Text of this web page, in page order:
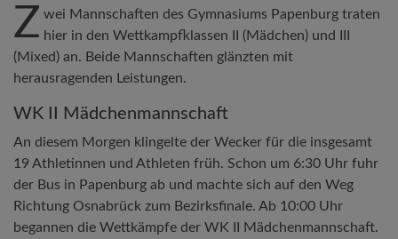
Z wei Mannschaften des Gymnasiums Papenburg traten
hier in den Wettkampfklassen II (Mädchen) und III
(Mixed) an. Beide Mannschaften glänzten mit
herausragenden Leistungen.
WK II Mädchenmannschaft
An diesem Morgen klingelte der Wecker für die insgesamt
19 Athletinnen und Athleten früh. Schon um 6:30 Uhr fuhr
der Bus in Papenburg ab und machte sich auf den Weg
Richtung Osnabrück zum Bezirksfinale. Ab 10:00 Uhr
begannen die Wettkämpfe der WK II Mädchenmannschaft.